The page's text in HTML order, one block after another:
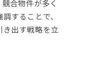
合物件が多く
することで、
出す戦略を立